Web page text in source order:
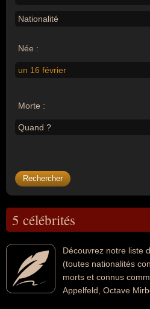
Nationalité
Née :
un 16 février
Morte :
Quand ?
5 célébrités
Découvrez notre liste
(toutes nationalités
morts et connus
Appelfeld, Octave